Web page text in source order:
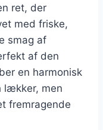
ret, der
med friske,
smag af
af den
en harmonisk
lækker, men
fremragende